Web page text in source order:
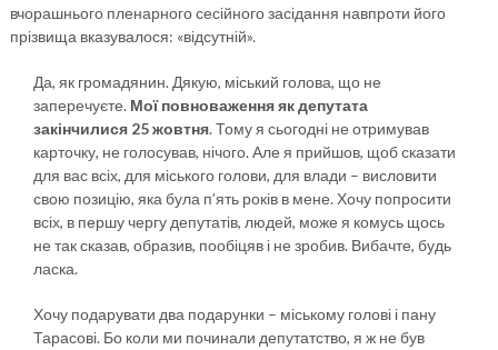
вчорашнього пленарного сесійного засідання навпроти його
прізвища вказувалося: «відсутній».
Да, як громадянин. Дякую, міський голова, що не
заперечуєте. Мої повноваження як депутата
закінчилися 25 жовтня. Тому я сьогодні не отримував
карточку, не голосував, нічого. Але я прийшов, щоб сказати
для вас всіх, для міського голови, для влади – висловити
свою позицію, яка була п’ять років в мене. Хочу попросити
всіх, в першу чергу депутатів, людей, може я комусь щось
не так сказав, образив, пообіцяв і не зробив. Вибачте, будь
ласка.
Хочу подарувати два подарунки – міському голові і пану
Тарасові. Бо коли ми починали депутатство, я ж не був